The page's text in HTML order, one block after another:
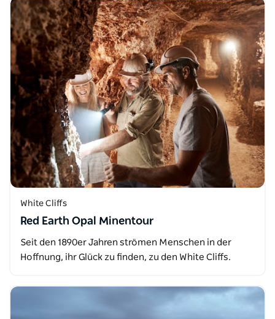
White Cliffs
Red Earth Opal Minentour
Seit den 1890er Jahren strömen Menschen in der
Hoffnung, ihr Glück zu finden, zu den White Cliffs.